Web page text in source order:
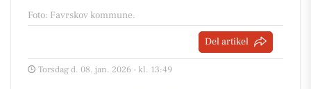
Foto: Favrskov kommune.
Del artikel
Torsdag d. 08. jan. 2026 - kl. 13:49